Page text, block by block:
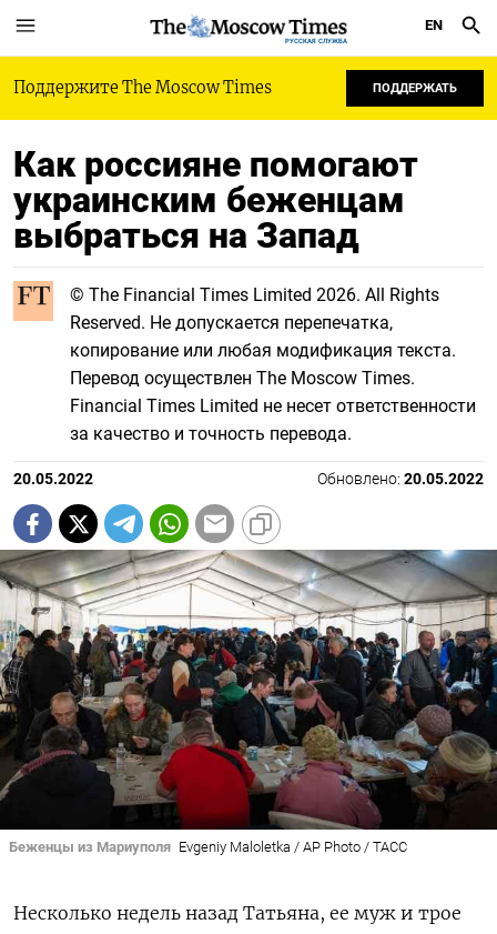
РУССКАЯ СЛУЖБА
EN
Поддержите The Moscow Times ПОДДЕРЖАТЬ
Как россияне помогают
украинским беженцам
выбраться на Запад
© The Financial Times Limited 2026. All Rights
Reserved. Не допускается перепечатка,
копирование или любая модификация текста.
Перевод осуществлен The Moscow Times.
Financial Times Limited не несет ответственности
за качество и точность перевода.
20.05.2022 Обновлено: 20.05.2022
Беженцы из Мариуполя Evgeniy Maloletka / AP Photo / ТАСС
Несколько недель назад Татьяна, ее муж и трое